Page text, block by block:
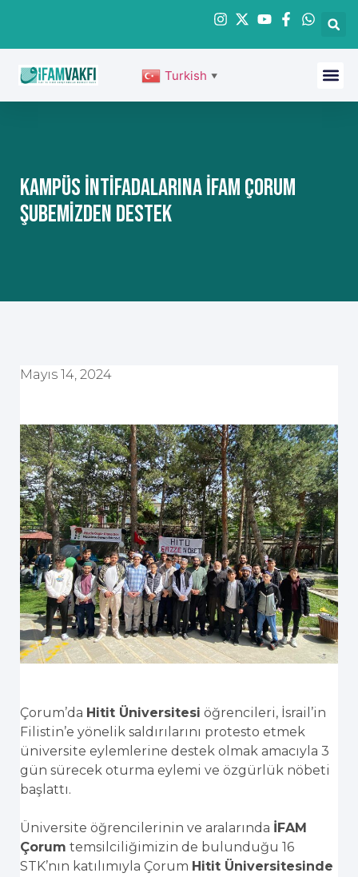
Turkish ▼
Kampüs İntifadalarına İFAM Çorum
Şubemizden Destek
Mayıs 14, 2024
Çorum’da Hitit Üniversitesi öğrencileri, İsrail’in
Filistin’e yönelik saldırılarını protesto etmek
üniversite eylemlerine destek olmak amacıyla 3
gün sürecek oturma eylemi ve özgürlük nöbeti
başlattı.
Üniversite öğrencilerinin ve aralarında İFAM
Çorum temsilciliğimizin de bulunduğu 16
STK’nın katılımıyla Çorum Hitit Üniversitesinde